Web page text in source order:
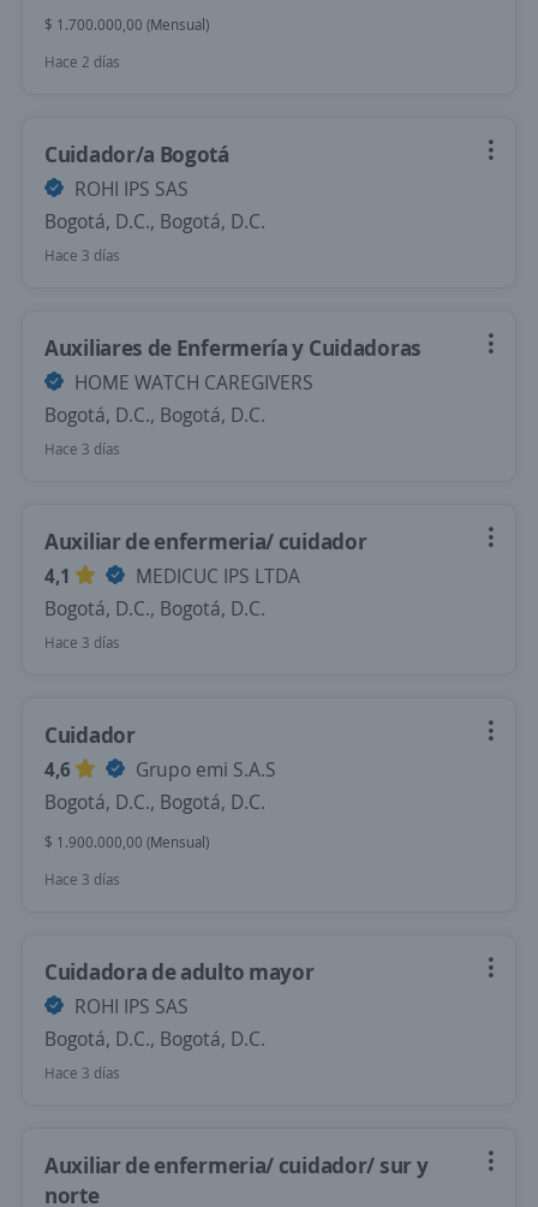
$ 1.700.000,00 (Mensual)
Hace 2 días
Cuidador/a Bogotá
ROHI IPS SAS
Bogotá, D.C., Bogotá, D.C.
Hace 3 días
Auxiliares de Enfermería y Cuidadoras
HOME WATCH CAREGIVERS
Bogotá, D.C., Bogotá, D.C.
Hace 3 días
Auxiliar de enfermeria/ cuidador
4,1
MEDICUC IPS LTDA
Bogotá, D.C., Bogotá, D.C.
Hace 3 días
Cuidador
4,6
Grupo emi S.A.S
Bogotá, D.C., Bogotá, D.C.
$ 1.900.000,00 (Mensual)
Hace 3 días
Cuidadora de adulto mayor
ROHI IPS SAS
Bogotá, D.C., Bogotá, D.C.
Hace 3 días
Auxiliar de enfermeria/ cuidador/ sur y
norte